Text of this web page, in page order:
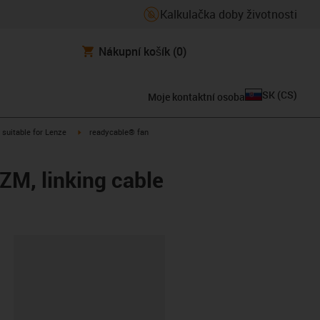
Kalkulačka doby životnosti
Nákupní košík (0)
Moje kontaktní osoba SK (CS)
igus-icon-arrow-right
suitable for Lenze igus-icon-arrow-right
readycable® fan
linking cable